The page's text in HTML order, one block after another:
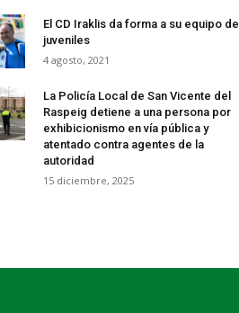
El CD Iraklis da forma a su equipo de
juveniles
4 agosto, 2021
La Policía Local de San Vicente del
Raspeig detiene a una persona por
exhibicionismo en vía pública y
atentado contra agentes de la
autoridad
15 diciembre, 2025